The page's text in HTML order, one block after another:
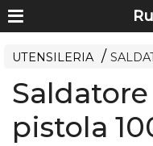
UTENSILERIA
pistola